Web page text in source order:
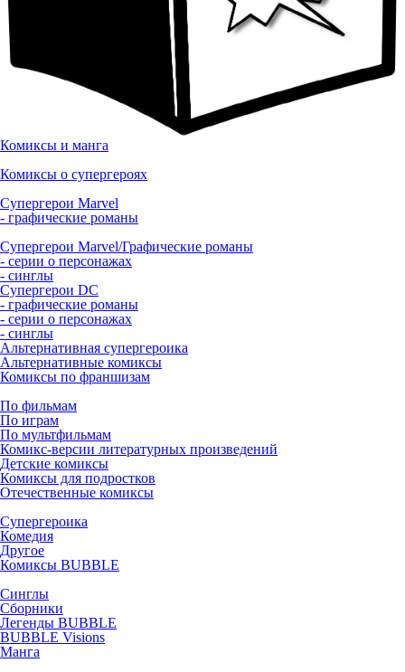
Комиксы и манга
Комиксы о супергероях
Супергерои Marvel
- графические романы
Супергерои Marvel/Графические романы
- серии о персонажах
- синглы
Супергерои DC
- графические романы
- серии о персонажах
- синглы
Альтернативная супергероика
Альтернативные комиксы
Комиксы по франшизам
По фильмам
По играм
По мультфильмам
Комикс-версии литературных произведений
Детские комиксы
Комиксы для подростков
Отечественные комиксы
Супергероика
Комедия
Другое
Комиксы BUBBLE
Синглы
Сборники
Легенды BUBBLE
BUBBLE Visions
Манга